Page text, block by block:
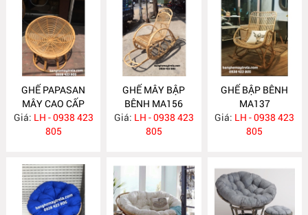
GHẾ PAPASAN
MÂY CAO CẤP
MA163
Giá: LH - 0938 423
805
GHẾ MÂY BẬP
BÊNH MA156
Giá: LH - 0938 423
805
GHẾ BẬP BÊNH
MA137
Giá: LH - 0938 423
805